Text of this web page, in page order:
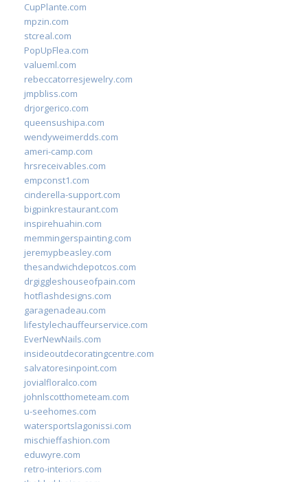
CupPlante.com
mpzin.com
stcreal.com
PopUpFlea.com
valueml.com
rebeccatorresjewelry.com
jmpbliss.com
drjorgerico.com
queensushipa.com
wendyweimerdds.com
ameri-camp.com
hrsreceivables.com
empconst1.com
cinderella-support.com
bigpinkrestaurant.com
inspirehuahin.com
memmingerspainting.com
jeremypbeasley.com
thesandwichdepotcos.com
drgiggleshouseofpain.com
hotflashdesigns.com
garagenadeau.com
lifestylechauffeurservice.com
EverNewNails.com
insideoutdecoratingcentre.com
salvatoresinpoint.com
jovialfloralco.com
johnlscotthometeam.com
u-seehomes.com
watersportslagonissi.com
mischieffashion.com
eduwyre.com
retro-interiors.com